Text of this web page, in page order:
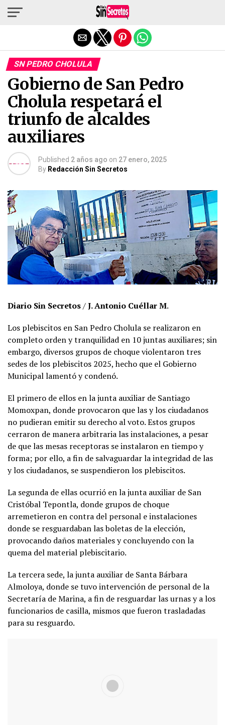
SN PEDRO CHOLULA
Gobierno de San Pedro
Cholula respetará el
triunfo de alcaldes
auxiliares
Published 2 años ago on 27 enero, 2025
By Redacción Sin Secretos
Diario Sin Secretos/J. Antonio Cuéllar M.
Los plebiscitos en San Pedro Cholula se realizaron en
completo orden y tranquilidad en 10 juntas auxiliares; sin
embargo, diversos grupos de choque violentaron tres
sedes de los plebiscitos 2025, hecho que el Gobierno
Municipal lamentó y condenó.
El primero de ellos en la junta auxiliar de Santiago
Momoxpan, donde provocaron que las y los ciudadanos
no pudieran emitir su derecho al voto. Estos grupos
cerraron de manera arbitraria las instalaciones, a pesar
de que las mesas receptoras se instalaron en tiempo y
forma; por ello, a fin de salvaguardar la integridad de las
y los ciudadanos, se suspendieron los plebiscitos.
La segunda de ellas ocurrió en la junta auxiliar de San
Cristóbal Tepontla, donde grupos de choque
arremetieron en contra del personal e instalaciones
donde se resguardaban las boletas de la elección,
provocando daños materiales y concluyendo con la
quema del material plebiscitario.
La tercera sede, la junta auxiliar de Santa Bárbara
Almoloya, donde se tuvo intervención de personal de la
Secretaría de Marina, a fin de resguardar las urnas y a los
funcionarios de casilla, mismos que fueron trasladadas
para su resguardo.
Salir de la versión móvil